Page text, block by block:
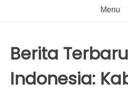
Menu
Berita Terbaru
Indonesia: